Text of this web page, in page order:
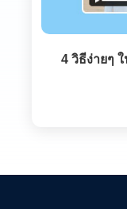
4 วิธีง่ายๆ